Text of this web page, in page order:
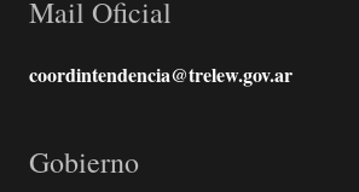
Mail Oficial
coordintendencia@trelew.gov.ar
Gobierno